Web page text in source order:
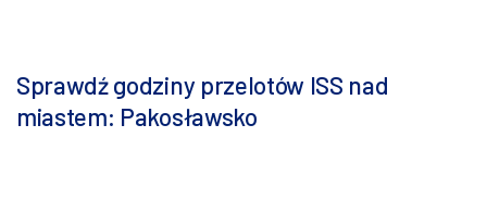
Sprawdź godziny przelotów ISS nad
miastem: Pakosławsko